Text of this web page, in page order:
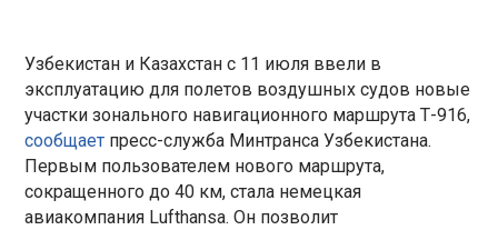
Узбекистан и Казахстан с 11 июля ввели в
эксплуатацию для полетов воздушных судов новые
участки зонального навигационного маршрута Т-916,
сообщает пресс-служба Минтранса Узбекистана.
Первым пользователем нового маршрута,
сокращенного до 40 км, стала немецкая
авиакомпания Lufthansa. Он позволит